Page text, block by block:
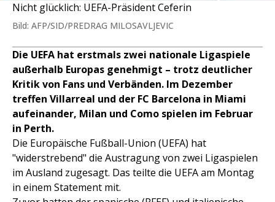
Nicht glücklich: UEFA-Präsident Ceferin
Bild: AFP/SID/PREDRAG MILOSAVLJEVIC
Die UEFA hat erstmals zwei nationale Ligaspiele
außerhalb Europas genehmigt – trotz deutlicher
Kritik von Fans und Verbänden. Im Dezember
treffen Villarreal und der FC Barcelona in Miami
aufeinander, Milan und Como spielen im Februar
in Perth.
Die Europäische Fußball-Union (UEFA) hat
"widerstrebend" die Austragung von zwei Ligaspielen
im Ausland zugesagt. Das teilte die UEFA am Montag
in einem Statement mit.